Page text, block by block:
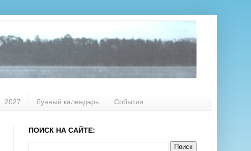
2027 Лунный календарь События
ПОИСК НА САЙТЕ: